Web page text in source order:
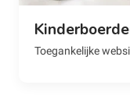
Toegankelijke